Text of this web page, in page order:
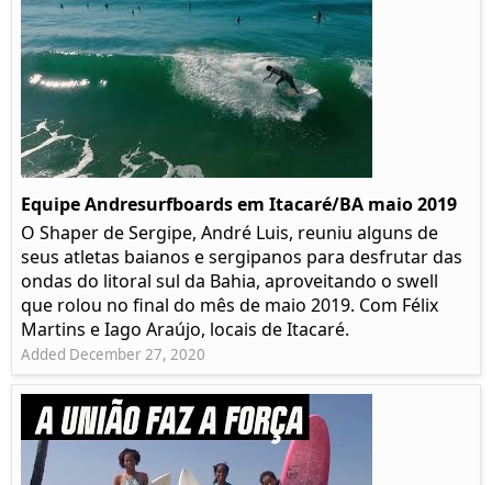
Equipe Andresurfboards em Itacaré/BA maio 2019
O Shaper de Sergipe, André Luis, reuniu alguns de
seus atletas baianos e sergipanos para desfrutar das
ondas do litoral sul da Bahia, aproveitando o swell
que rolou no final do mês de maio 2019. Com Félix
Martins e Iago Araújo, locais de Itacaré.
Added December 27, 2020